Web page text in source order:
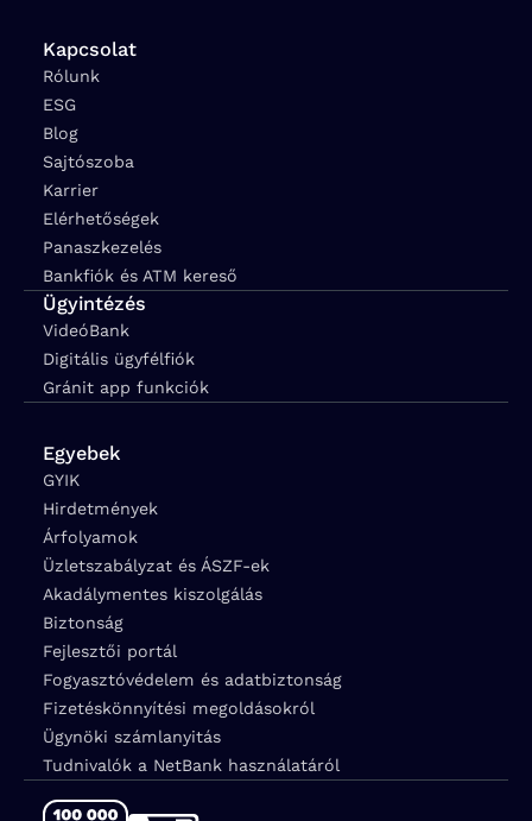
Kapcsolat
Rólunk
ESG
Blog
Sajtószoba
Karrier
Elérhetőségek
Panaszkezelés
Bankfiók és ATM kereső
Ügyintézés
VideóBank
Digitális ügyfélfiók
Gránit app funkciók
Egyebek
GYIK
Hirdetmények
Árfolyamok
Üzletszabályzat és ÁSZF-ek
Akadálymentes kiszolgálás
Biztonság
Fejlesztői portál
Fogyasztóvédelem és adatbiztonság
Fizetéskönnyítési megoldásokról
Ügynöki számlanyitás
Tudnivalók a NetBank használatáról